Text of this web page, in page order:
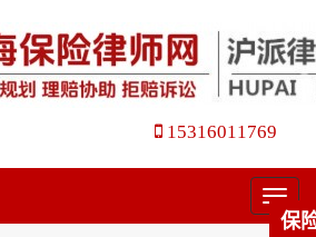
15316011769
菜
单
保